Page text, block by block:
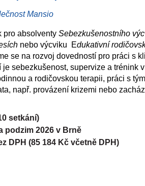
-Specifické současné
směrů a metod, které jsou
-Psychoterapeut v poli traumatu,
co obvykle bývá v
setkání, otázky a odpovědi,
sdílení a témata, která se do
vzdělávání v tématu Psychoterapie
můžete psát na sales@ilom.cz
Mansio
pro absolventy Sebezkušenostního
nebo výcviku Edukativní
se na rozvoj dovedností pro práci s
sebezkušenost, supervize a trénink
a rodičovskou terapii, práci s
např. provázení krizemi nebo
setkání)
podzim 2026 v Brně
DPH (85 184 Kč včetně DPH)
Štěpánková, Ph.D., Mgr.